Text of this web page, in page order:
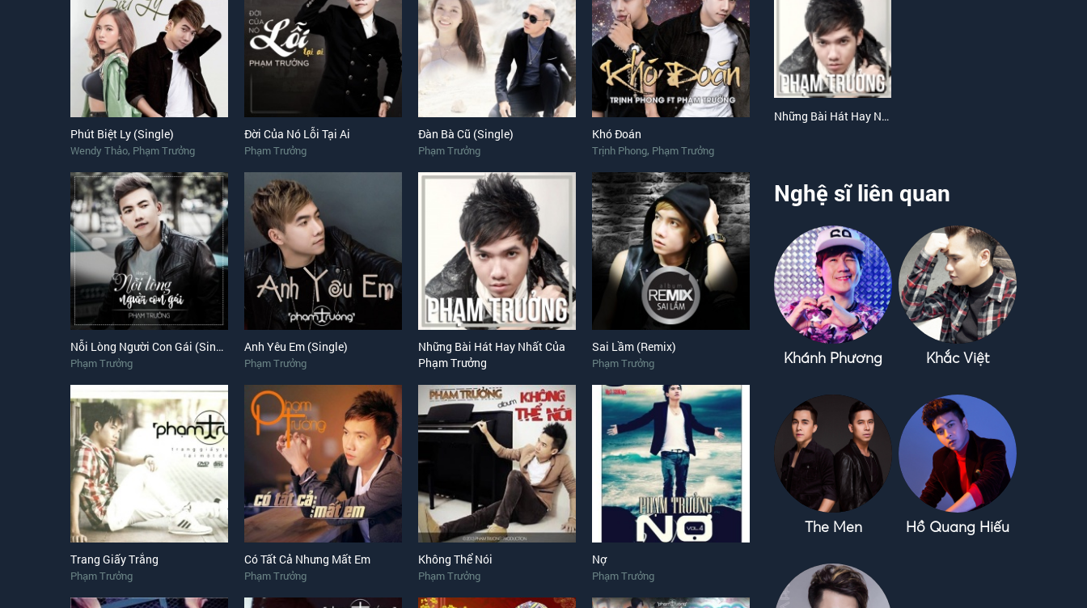
Phút Biệt Ly (Single)
Wendy Thảo, Phạm Trưởng
Đời Của Nó Lỗi Tại Ai
Phạm Trưởng
Đàn Bà Cũ (Single)
Phạm Trưởng
Khó Đoán
Trịnh Phong, Phạm Trưởng
Nỗi Lòng Người Con Gái (Single)
Phạm Trưởng
Anh Yêu Em (Single)
Phạm Trưởng
Những Bài Hát Hay Nhất Của
Phạm Trưởng
Sai Lầm (Remix)
Phạm Trưởng
Trang Giấy Trắng
Phạm Trưởng
Có Tất Cả Nhưng Mất Em
Phạm Trưởng
Không Thể Nói
Phạm Trưởng
Nợ
Phạm Trưởng
Những Bài Hát Hay Nhất Của Phạm Trưởng
Nghệ sĩ liên quan
Khánh Phương Khắc Việt
The Men Hồ Quang Hiếu